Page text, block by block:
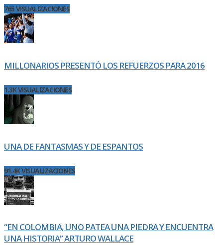
765 VISUALIZACIONES
MILLONARIOS PRESENTÓ LOS REFUERZOS PARA 2016
1.3K VISUALIZACIONES
UNA DE FANTASMAS Y DE ESPANTOS
91.4K VISUALIZACIONES
“EN COLOMBIA, UNO PATEA UNA PIEDRA Y ENCUENTRA
UNA HISTORIA” ARTURO WALLACE